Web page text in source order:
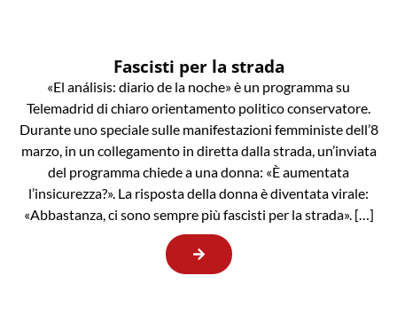
Fascisti per la strada
«El análisis: diario de la noche» è un programma su
Telemadrid di chiaro orientamento politico conservatore.
Durante uno speciale sulle manifestazioni femministe dell’8
marzo, in un collegamento in diretta dalla strada, un’inviata
del programma chiede a una donna: «È aumentata
l’insicurezza?». La risposta della donna è diventata virale:
«Abbastanza, ci sono sempre più fascisti per la strada». […]